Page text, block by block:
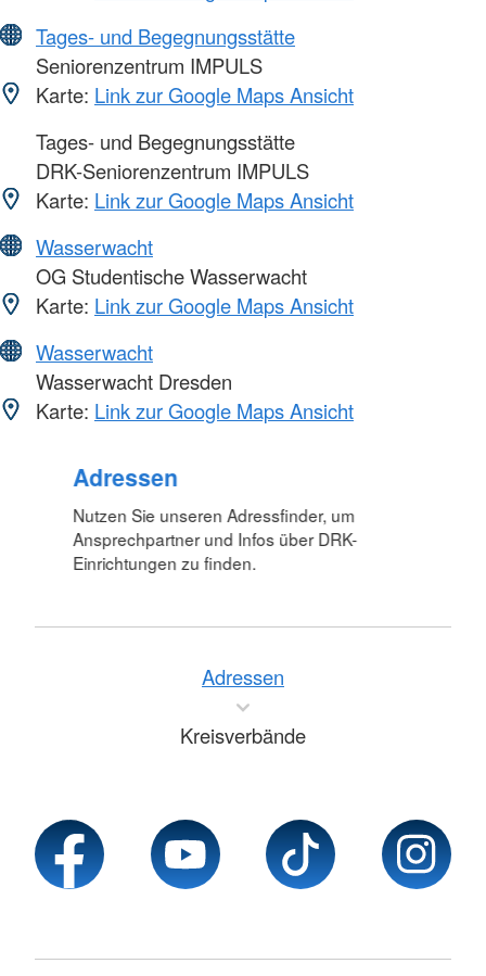
Tages- und Begegnungsstätte
Seniorenzentrum IMPULS
Karte: Link zur Google Maps Ansicht
Tages- und Begegnungsstätte
DRK-Seniorenzentrum IMPULS
Karte: Link zur Google Maps Ansicht
Wasserwacht
OG Studentische Wasserwacht
Karte: Link zur Google Maps Ansicht
Wasserwacht
Wasserwacht Dresden
Karte: Link zur Google Maps Ansicht
Adressen
Nutzen Sie unseren Adressfinder, um
Ansprechpartner und Infos über DRK-
Einrichtungen zu finden.
Adressen
Kreisverbände